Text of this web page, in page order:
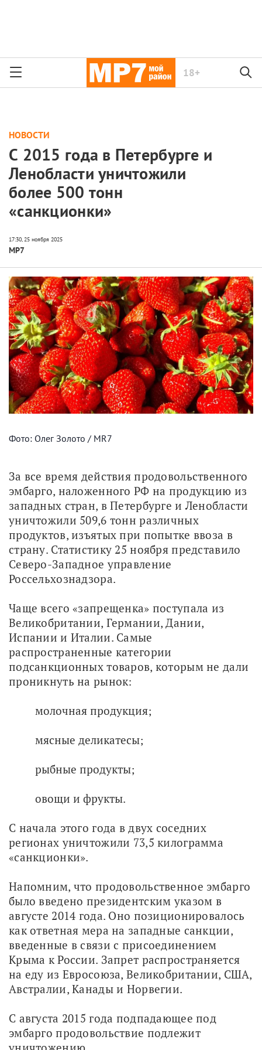
18+
НОВОСТИ
С 2015 года в Петербурге и
Ленобласти уничтожили
более 500 тонн
«санкционки»
МР7
Фото: Олег Золото / MR7
За все время действия продовольственного
эмбарго, наложенного РФ на продукцию из
западных стран, в Петербурге и Ленобласти
уничтожили 509,6 тонн различных
продуктов, изъятых при попытке ввоза в
страну. Статистику 25 ноября представило
Северо-Западное управление
Россельхознадзора.
Чаще всего «запрещенка» поступала из
Великобритании, Германии, Дании,
Испании и Италии. Самые
распространенные категории
подсанкционных товаров, которым не дали
проникнуть на рынок:
молочная продукция;
мясные деликатесы;
рыбные продукты;
овощи и фрукты.
С начала этого года в двух соседних
регионах уничтожили 73,5 килограмма
«санкционки».
Напомним, что продовольственное эмбарго
было введено президентским указом в
августе 2014 года. Оно позиционировалось
как ответная мера на западные санкции,
введенные в связи с присоединением
Крыма к России. Запрет распространяется
на еду из Евросоюза, Великобритании, США,
Австралии, Канады и Норвегии.
С августа 2015 года подпадающее под
эмбарго продовольствие подлежит